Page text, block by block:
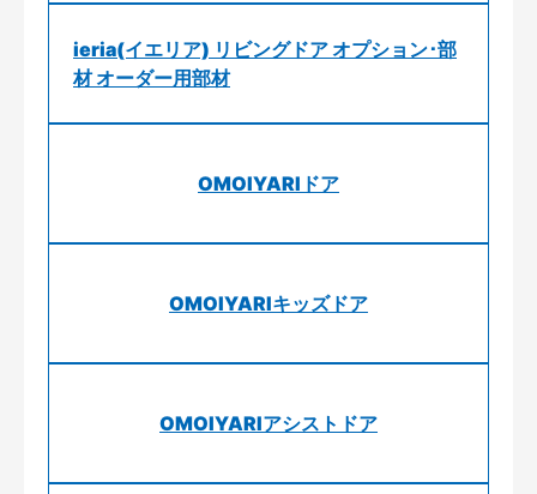
ieria(イエリア) リビングドア オプション･部
材 オーダー用部材
OMOIYARIドア
OMOIYARIキッズドア
OMOIYARIアシストドア